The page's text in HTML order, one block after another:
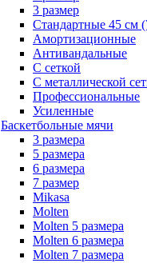
3 размер
Стандартные 45 см
Амортизационные
Антивандальные
С сеткой
С металлической
Профессиональные
Усиленные
Баскетбольные мячи
3 размера
5 размера
6 размера
7 размер
Mikasa
Molten
Molten 5 размера
Molten 6 размера
Molten 7 размера